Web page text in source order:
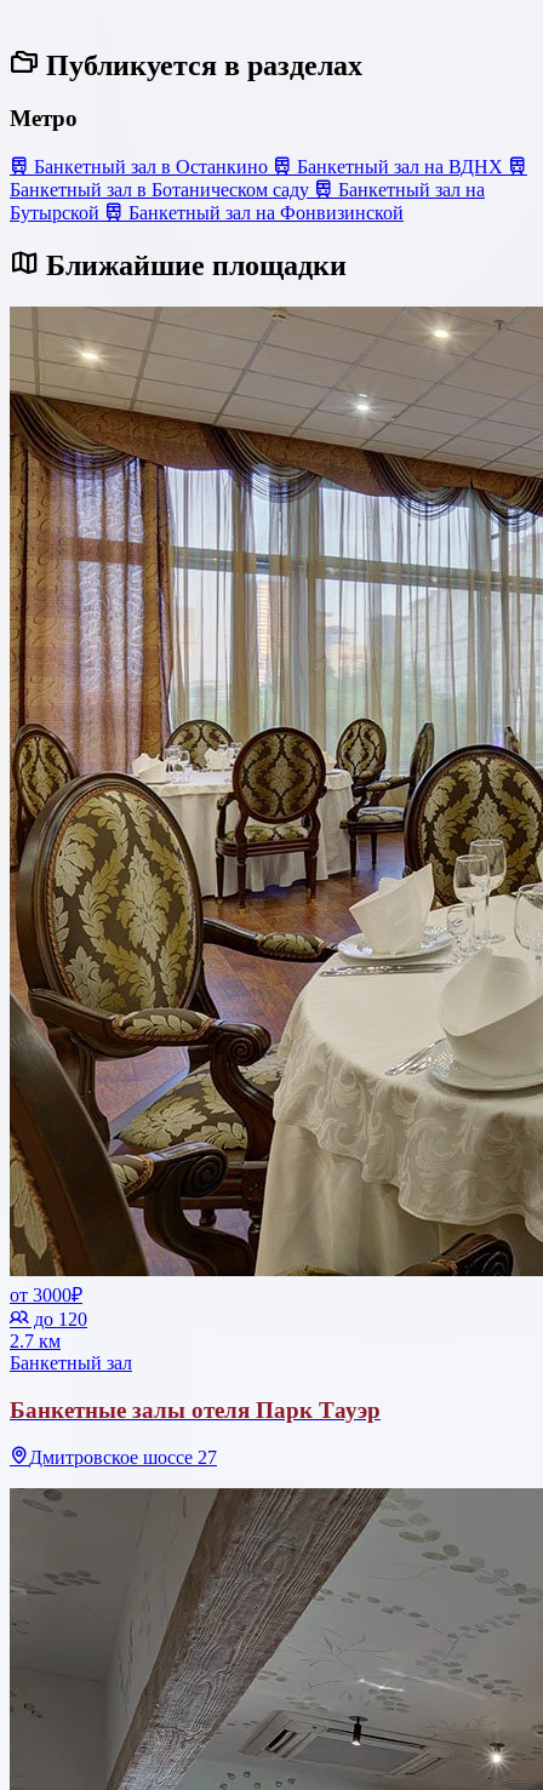
Публикуется в разделах
Метро
Банкетный зал в Останкино
Банкетный зал на ВДНХ
Банкетный зал в Ботаническом саду
Банкетный зал на
Бутырской
Банкетный зал на Фонвизинской
Ближайшие площадки
от 3000₽
до 120
2.7 км
Банкетный зал
Банкетные залы отеля Парк Тауэр
Дмитровское шоссе 27